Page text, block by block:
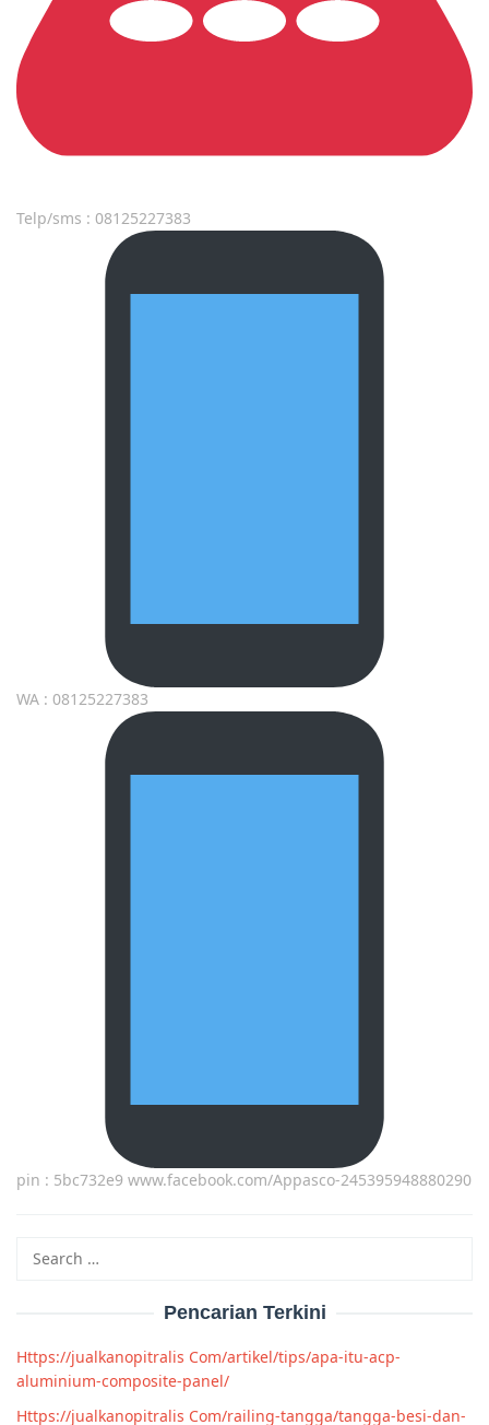
Telp/sms : 08125227383
WA : 08125227383
pin : 5bc732e9 www.facebook.com/Appasco-245395948880290
for:
Pencarian Terkini
Https://jualkanopitralis Com/artikel/tips/apa-itu-acp-
aluminium-composite-panel/
Https://jualkanopitralis Com/railing-tangga/tangga-besi-dan-